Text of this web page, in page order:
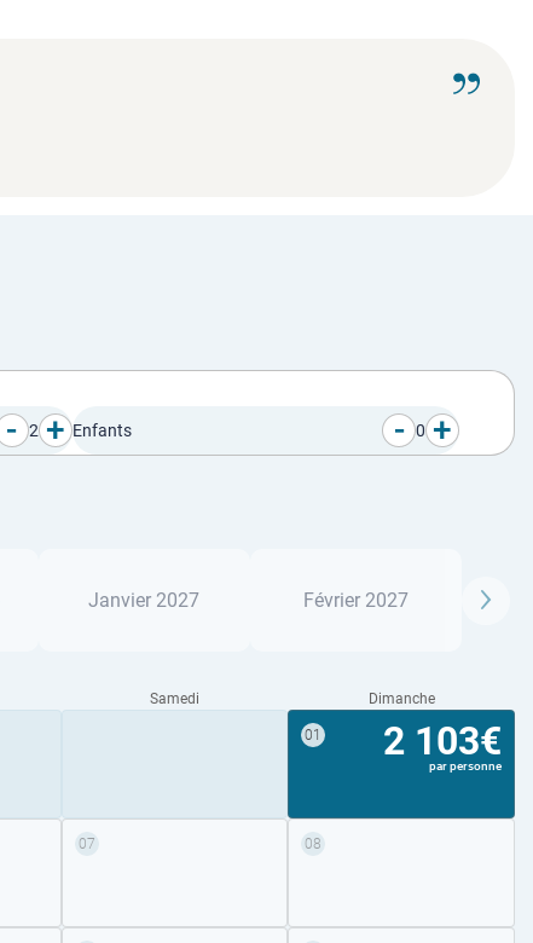
- 2 + Enfants - 0 +
Janvier 2027 Février 2027
Samedi Dimanche
01 2 103€
par personne
07 08